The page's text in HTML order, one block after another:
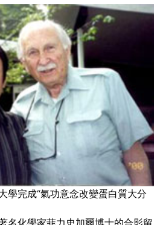
學完成“氣功意念改變蛋白質大分
名化學家菲力史加爾博士的合影留